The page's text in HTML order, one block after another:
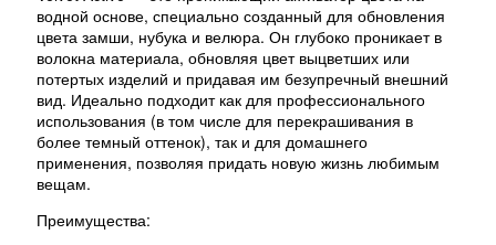
водной основе, специально созданный для обновления
цвета замши, нубука и велюра. Он глубоко проникает в
волокна материала, обновляя цвет выцветших или
потертых изделий и придавая им безупречный внешний
вид. Идеально подходит как для профессионального
использования (в том числе для перекрашивания в
более темный оттенок), так и для домашнего
применения, позволяя придать новую жизнь любимым
вещам.
Преимущества: